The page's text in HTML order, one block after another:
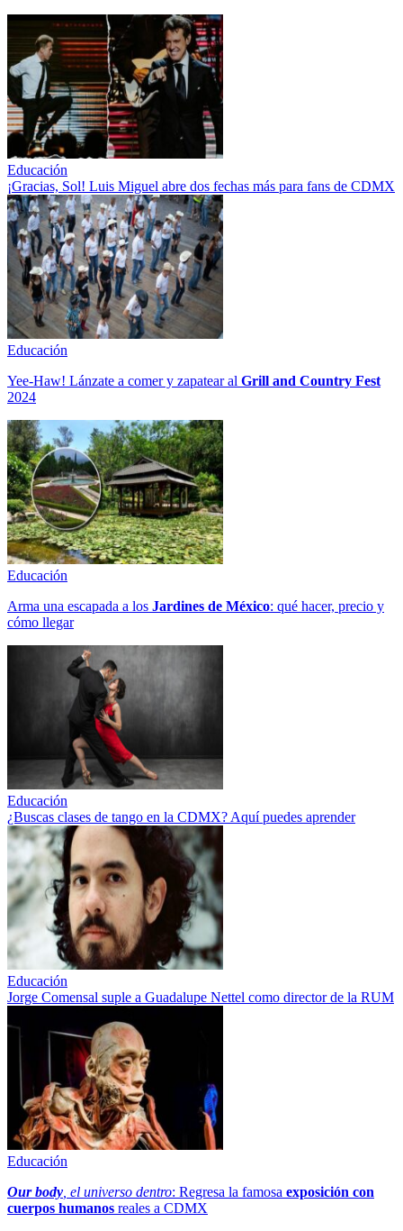
Educación
¡Gracias, Sol! Luis Miguel abre dos fechas más para fans de CDMX
Educación
Yee-Haw! Lánzate a comer y zapatear al Grill and Country Fest
2024
Educación
Arma una escapada a los Jardines de México: qué hacer, precio y
cómo llegar
Educación
¿Buscas clases de tango en la CDMX? Aquí puedes aprender
Educación
Jorge Comensal suple a Guadalupe Nettel como director de la RUM
Educación
Our body , el universo dentro: Regresa la famosa exposición con
cuerpos humanos reales a CDMX